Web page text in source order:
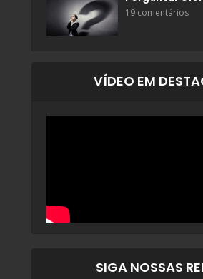
19 comentários
VÍDEO EM
SIGA NOSSAS